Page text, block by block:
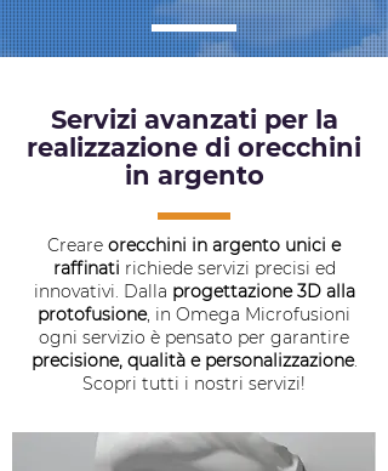
Servizi avanzati per la
realizzazione di orecchini
in argento
Creare orecchini in argento unici e
raffinati richiede servizi precisi ed
innovativi. Dalla progettazione 3D alla
protofusione, in Omega Microfusioni
ogni servizio è pensato per garantire
precisione, qualità e personalizzazione.
Scopri tutti i nostri servizi!